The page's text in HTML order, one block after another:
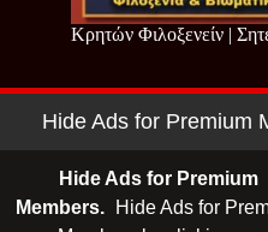
Κρητών Φιλοξενείν |
Copyright © 2026 - Cretan
Hide Ads for Premium
Hide Ads for Premium
Members.
Hide Ads for